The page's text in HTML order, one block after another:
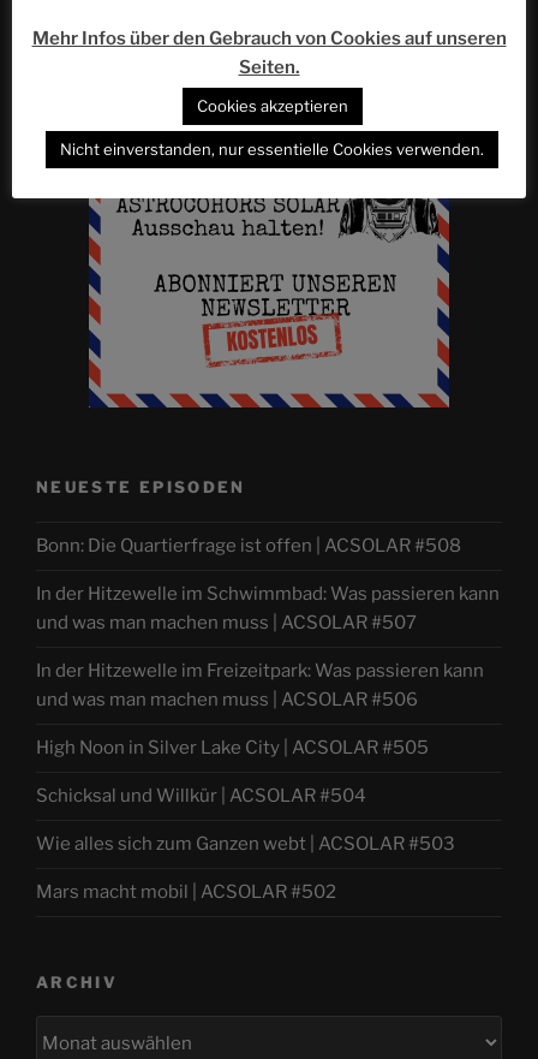
Werbung
NEUESTE EPISODEN
Bonn: Die Quartierfrage ist offen | ACSOLAR #508
In der Hitzewelle im Schwimmbad: Was passieren kann
und was man machen muss | ACSOLAR #507
In der Hitzewelle im Freizeitpark: Was passieren kann
und was man machen muss | ACSOLAR #506
High Noon in Silver Lake City | ACSOLAR #505
Schicksal und Willkür | ACSOLAR #504
Wie alles sich zum Ganzen webt | ACSOLAR #503
Mars macht mobil | ACSOLAR #502
ARCHIV
Mehr Infos über den Gebrauch von Cookies auf unseren
Seiten.
Cookies akzeptieren
Nicht einverstanden, nur essentielle Cookies verwenden.